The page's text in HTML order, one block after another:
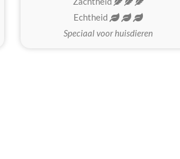
Echtheid
Speciaal voor huisdieren